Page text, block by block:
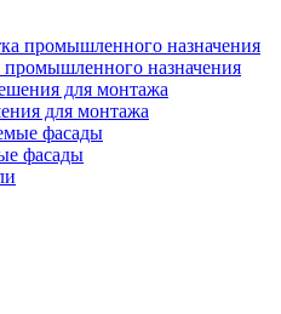
промышленного назначения
для монтажа
фасады